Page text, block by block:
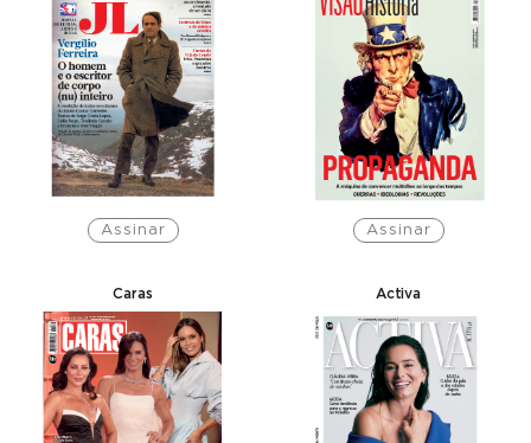
Assinar Assinar
Caras Activa